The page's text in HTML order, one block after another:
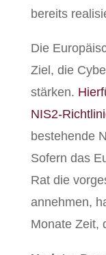
bereits
Die
Ziel, die
stärken.
NIS2-
bestehende
Sofern das
Rat die
annehmen,
Monate Zeit,